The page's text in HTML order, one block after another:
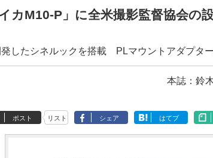
イカM10-P」に全米撮影監督協会の
したシネルックを搭載 PLマウントアダプタ
本誌：鈴
ポスト リスト シェア はてブ